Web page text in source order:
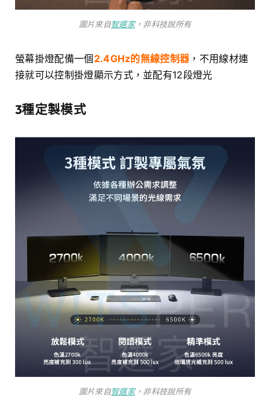
圖片來自智選家，非科技說所有
螢幕掛燈配備一個2.4GHz的無線控制器 ，不用線材連
接就可以控制掛燈顯示方式，並配有12段燈光
3種定製模式
圖片來自智選家，非科技說所有